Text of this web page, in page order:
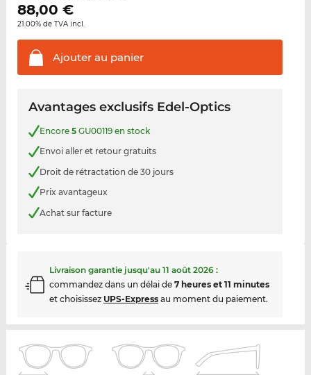
88,00 €
21.00% de TVA incl.
Ajouter au panier
Avantages exclusifs Edel-Optics
Encore 5GU00119 en stock
Envoi aller et retour gratuits
Droit de rétractation de 30 jours
Prix avantageux
Achat sur facture
Livraison garantie jusqu'au 11 août 2026:
commandez dans un délai de 7 heures et 11 minutes
et choisissez UPS-Expressau moment du paiement.